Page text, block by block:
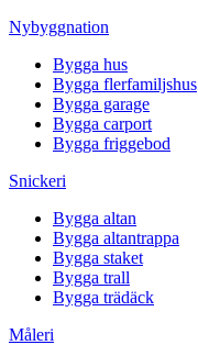
Nybyggnation
Bygga hus
Bygga flerfamiljshus
Bygga garage
Bygga carport
Bygga friggebod
Snickeri
Bygga altan
Bygga altantrappa
Bygga staket
Bygga trall
Bygga trädäck
Måleri